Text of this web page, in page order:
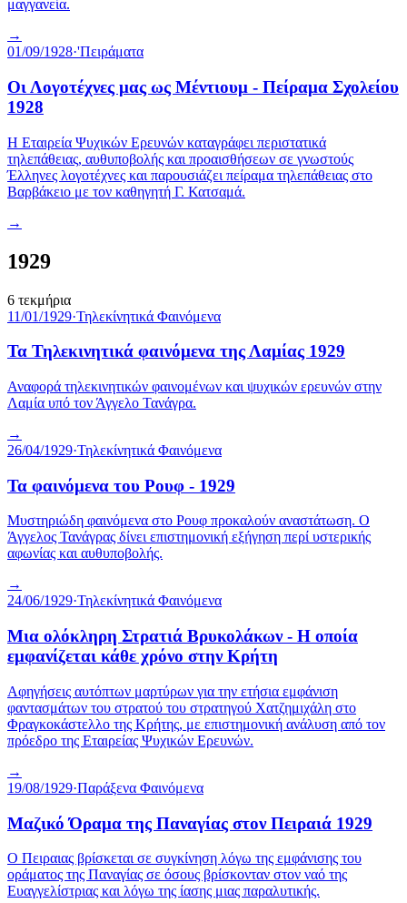
μαγγανεία.
→
01/09/1928·'Πειράματα
Οι Λογοτέχνες μας ως Μέντιουμ - Πείραμα Σχολείου
1928
Η Εταιρεία Ψυχικών Ερευνών καταγράφει περιστατικά
τηλεπάθειας, αυθυποβολής και προαισθήσεων σε γνωστούς
Έλληνες λογοτέχνες και παρουσιάζει πείραμα τηλεπάθειας στο
Βαρβάκειο με τον καθηγητή Γ. Κατσαμά.
→
1929
6 τεκμήρια
11/01/1929·Τηλεκίνητικά Φαινόμενα
Τα Τηλεκινητικά φαινόμενα της Λαμίας 1929
Αναφορά τηλεκινητικών φαινομένων και ψυχικών ερευνών στην
Λαμία υπό τον Άγγελο Τανάγρα.
→
26/04/1929·Τηλεκίνητικά Φαινόμενα
Τα φαινόμενα του Ρουφ - 1929
Μυστηριώδη φαινόμενα στο Ρουφ προκαλούν αναστάτωση. Ο
Άγγελος Τανάγρας δίνει επιστημονική εξήγηση περί υστερικής
αφωνίας και αυθυποβολής.
→
24/06/1929·Τηλεκίνητικά Φαινόμενα
Μια ολόκληρη Στρατιά Βρυκολάκων - Η οποία
εμφανίζεται κάθε χρόνο στην Κρήτη
Αφηγήσεις αυτόπτων μαρτύρων για την ετήσια εμφάνιση
φαντασμάτων του στρατού του στρατηγού Χατζημιχάλη στο
Φραγκοκάστελλο της Κρήτης, με επιστημονική ανάλυση από τον
πρόεδρο της Εταιρείας Ψυχικών Ερευνών.
→
19/08/1929·Παράξενα Φαινόμενα
Μαζικό Όραμα της Παναγίας στον Πειραιά 1929
Ο Πειραιας βρίσκεται σε συγκίνηση λόγω της εμφάνισης του
οράματος της Παναγίας σε όσους βρίσκονταν στον ναό της
Ευαγγελίστριας και λόγω της ίασης μιας παραλυτικής.